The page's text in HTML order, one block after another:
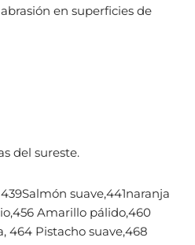
en superficies de
del sureste.
suave,441naranja
Amarillo pálido,460
464 Pistacho suave,468